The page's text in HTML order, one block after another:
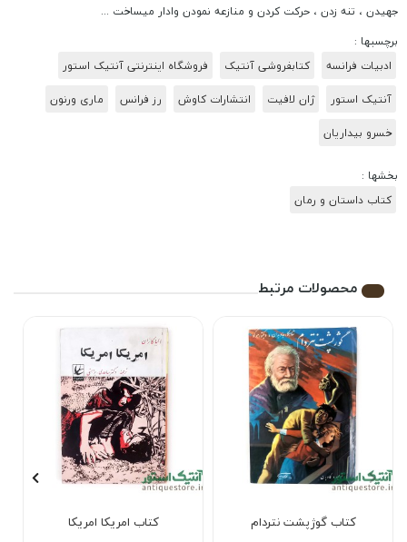
جهیدن ، تنه زدن ، حرکت کردن و منازعه نمودن وادار میساخت ...
برچسبها :
ادبیات فرانسه
کتابفروشی آنتیک
فروشگاه اینترنتی آنتیک استور
آنتیک استور
ژان لافیت انتشارات کاوش رز فرانس
ماری ورنون
خسرو بیداریان
بخشها :
کتاب داستان و رمان
محصولات مرتبط
کتاب گوژپشت نتردام کتاب امریکا امریکا